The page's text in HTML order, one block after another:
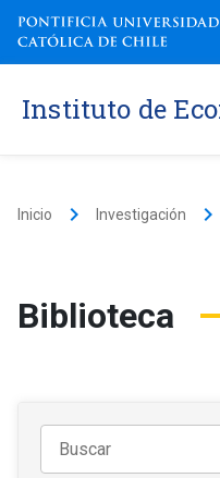
Instituto de
Inicio keyboard_arrow_right Investigación keyboard_arrow_right
Biblioteca